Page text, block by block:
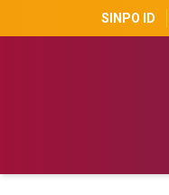
SINPO ID